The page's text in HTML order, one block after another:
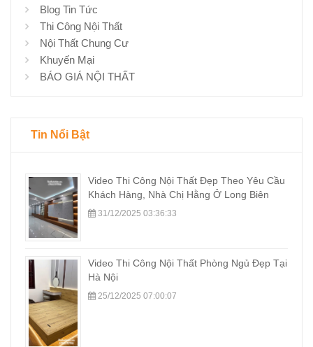
Blog Tin Tức
Thi Công Nội Thất
Nội Thất Chung Cư
Khuyến Mại
BÁO GIÁ NỘI THẤT
Tin Nổi Bật
Video Thi Công Nội Thất Đẹp Theo Yêu Cầu
Khách Hàng, Nhà Chị Hằng Ở Long Biên
31/12/2025 03:36:33
Video Thi Công Nội Thất Phòng Ngủ Đẹp Tại
Hà Nội
25/12/2025 07:00:07